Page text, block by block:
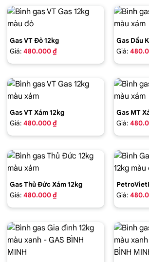
Gas VT Đỏ 12kg
Giá: 480.000 ₫
Gas Dầu
Giá:
Gas VT Xám 12kg
Giá: 480.000 ₫
Gas MT
Giá:
Gas Thủ Đức Xám 12kg
Giá: 480.000 ₫
Giá: